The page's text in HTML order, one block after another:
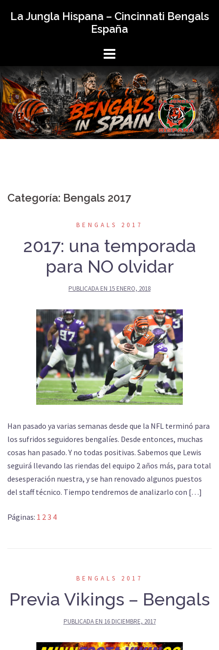
La Jungla Hispana – Cincinnati Bengals
España
Categoría: Bengals 2017
BENGALS 2017
2017: una temporada
para NO olvidar
PUBLICADA EN 15 ENERO, 2018
Han pasado ya varias semanas desde que la NFL terminó para
los sufridos seguidores bengalíes. Desde entonces, muchas
cosas han pasado. Y no todas positivas. Sabemos que Lewis
seguirá llevando las riendas del equipo 2 años más, para total
desesperación nuestra, y se han renovado algunos puestos
del staff técnico. Tiempo tendremos de analizarlo con […]
Páginas: 1 23 4
BENGALS 2017
Previa Vikings – Bengals
PUBLICADA EN 16 DICIEMBRE, 2017